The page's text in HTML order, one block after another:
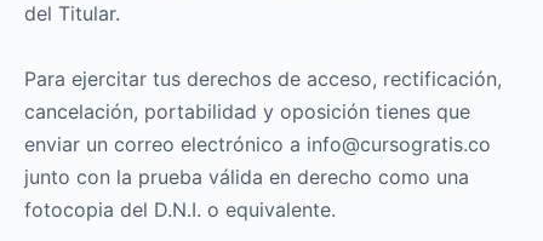
del Titular.
Para ejercitar tus derechos de acceso, rectificación,
cancelación, portabilidad y oposición tienes que
enviar un correo electrónico a info@cursogratis.co
junto con la prueba válida en derecho como una
fotocopia del D.N.I. o equivalente.